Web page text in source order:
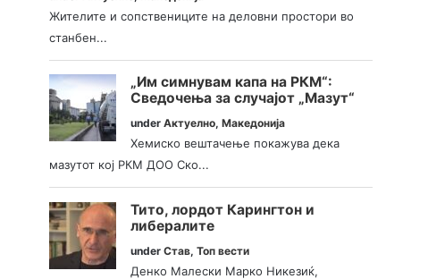
Жителите и сопствениците на деловни простори во
станбен...
„Им симнувам капа на РКМ“:
Сведочења за случајот „Мазут“
underАктуелно,Македонија
Хемиско вештачење покажува дека
мазутот кој РКМ ДОО Ско...
Тито, лордот Карингтон и
либералите
underСтав,Топ вести
Денко Малески Марко Никезиќ,